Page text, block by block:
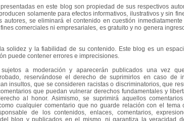
en este blog son propiedad de sus respectivos
solamente para efectos informativos, ilustrativos y sin
autores, se eliminará el contenido en cuestión inmediatamente
comerciales ni empresariales, es gratuito y no genera
solidez y la fiabilidad de su contenido. Este blog es un
puede contener errores e imprecisiones.
a moderación y aparecerán publicados una vez
reservándose el derecho de suprimirlos en caso de
insultos, que se consideren racistas o discriminatorios, que
que puedan vulnerar derechos fundamentales y
al honor. Asimismo, se suprimirá aquellos
cualquier comentario que no guarde relación con el tema
de los contenidos, enlaces, comentarios,
blog y publicados en el mismo, ni garantiza la veracidad